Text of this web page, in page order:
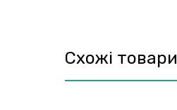
Схожі товари